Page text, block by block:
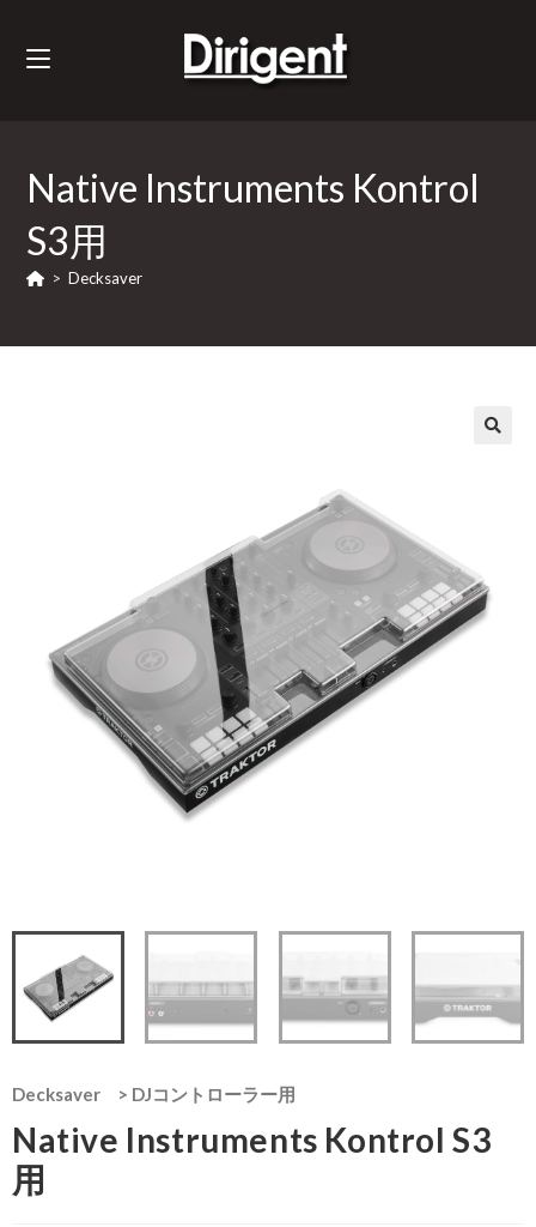
Native Instruments Kontrol
S3用
> Decksaver
Decksaver > DJコントローラー用
Native Instruments Kontrol S3
用